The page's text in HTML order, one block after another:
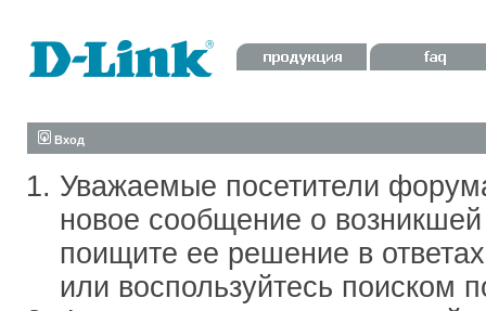
Вход
Уважаемые посетители
новое сообщение о
поищите ее решение в
или воспользуйтесь поиском